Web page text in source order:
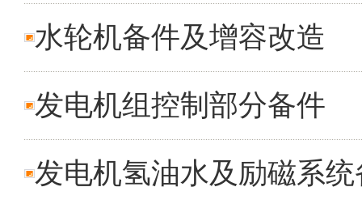
水轮机备件及增容改造
发电机组控制部分备件
发电机氢油水及励磁系统